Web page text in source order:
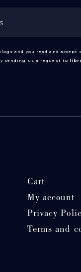
and you read and accept
sending us a request to
Cart
My account
Privacy
Terms and